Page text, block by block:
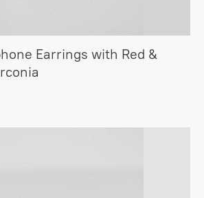
Earrings with Red &